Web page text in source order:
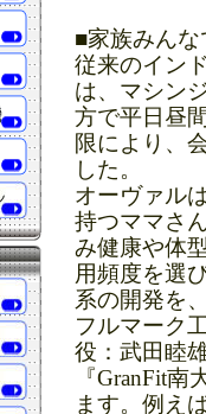
■家族みん
従来のイン
は、マシン
方で平日昼
限により、
した。
オーヴァル
持つママさ
み健康や体
用頻度を選
系の開発を
フルマーク
役：武田睦
『GranFit
ます。例え